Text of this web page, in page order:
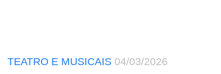
TEATRO E MUSICAIS 04/03/2026